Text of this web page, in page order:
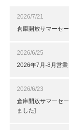
2026/7/21
倉庫開放サマーセ
2026/6/25
2026年7月-8月営業
2026/6/23
倉庫開放サマーセ
ました]